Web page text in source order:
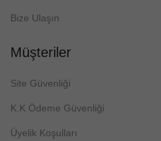
Bize Ulaşın
Müşteriler
Site Güvenliği
K.K Ödeme Güvenliği
Üyelik Koşulları